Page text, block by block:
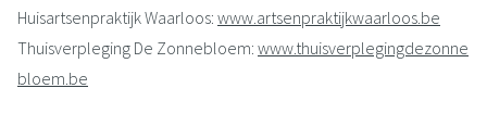
Huisartsenpraktijk Waarloos: www.artsenpraktijkwaarloos.be
Thuisverpleging De Zonnebloem: www.thuisverplegingdezonne
bloem.be